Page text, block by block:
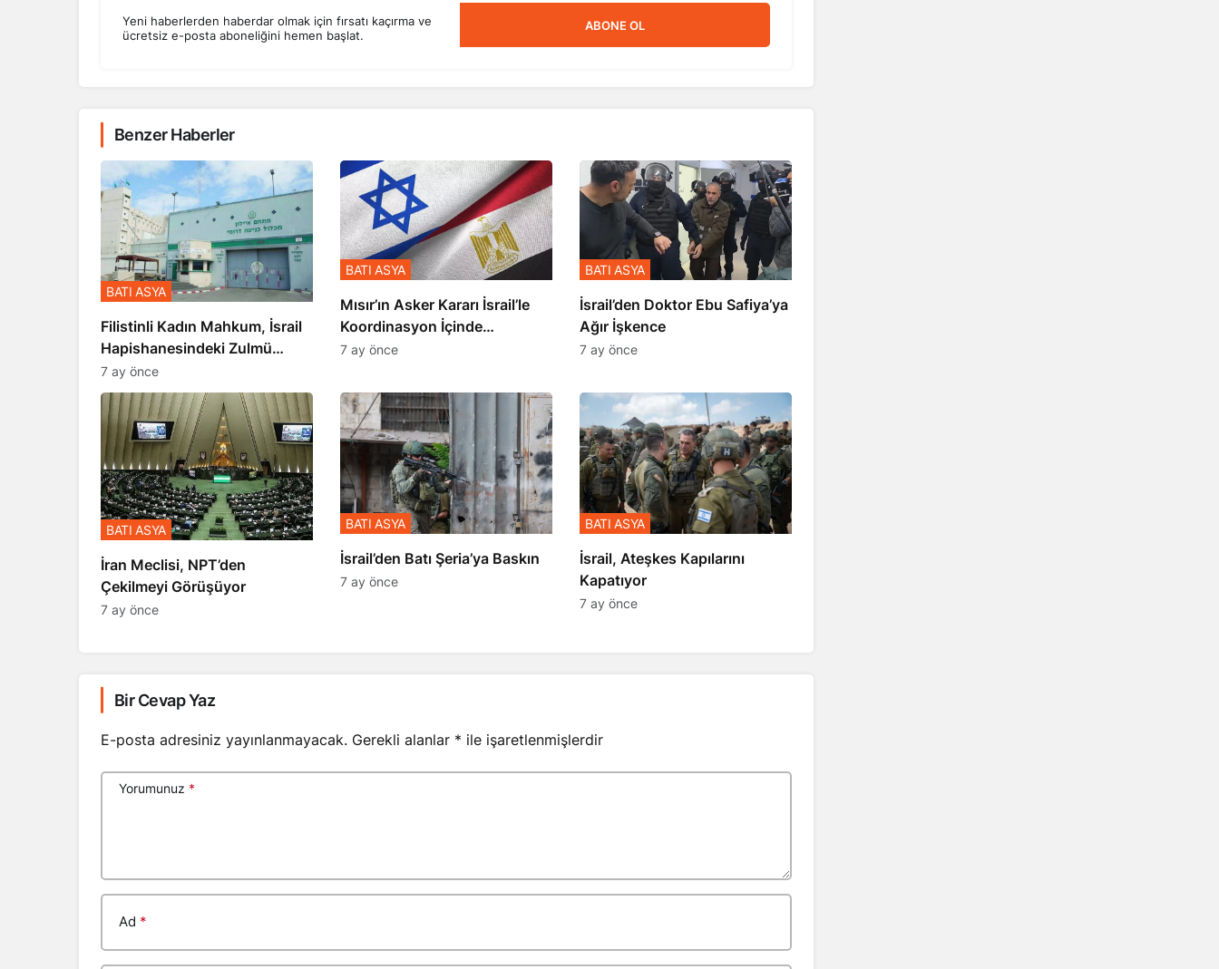
Yeni haberlerden haberdar olmak için fırsatı kaçırma ve
ücretsiz e-posta aboneliğini hemen başlat.
ABONE OL
Benzer Haberler
Filistinli Kadın Mahkum, İsrail
Hapishanesindeki Zulmü
Anlattı
BATI ASYA
7 ay önce
Mısır’ın Asker Kararı İsrail’le
Koordinasyon İçinde
Gerçekleşmiş
BATI ASYA
7 ay önce
İsrail’den Doktor Ebu Safiya’ya
Ağır İşkence
BATI ASYA
7 ay önce
İran Meclisi, NPT’den
Çekilmeyi Görüşüyor
BATI ASYA
7 ay önce
​​​​​​​İsrail’den Batı Şeria’ya Baskın
BATI ASYA
7 ay önce
İsrail, Ateşkes Kapılarını
Kapatıyor
BATI ASYA
7 ay önce
Bir Cevap Yaz
E-posta adresiniz yayınlanmayacak. Gerekli alanlar * ile işaretlenmişlerdir
Yorumunuz *
Ad *